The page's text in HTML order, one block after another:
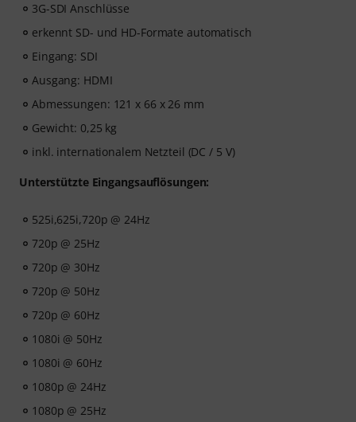
3G-SDI Anschlüsse
erkennt SD- und HD-Formate automatisch
Eingang: SDI
Ausgang: HDMI
Abmessungen: 121 x 66 x 26 mm
Gewicht: 0,25 kg
inkl. internationalem Netzteil (DC / 5 V)
Unterstützte Eingangsauflösungen:
525i,625i,720p @ 24Hz
720p @ 25Hz
720p @ 30Hz
720p @ 50Hz
720p @ 60Hz
1080i @ 50Hz
1080i @ 60Hz
1080p @ 24Hz
1080p @ 25Hz